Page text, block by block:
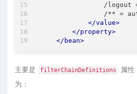
/logout
/** =
</value>
</property>
</ bean>
主要是 filterChainDefinitions
属性
为：